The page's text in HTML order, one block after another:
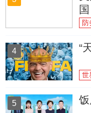
国
防
4 “
世
5